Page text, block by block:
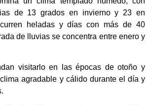
de 13 grados en invierno y 23 en
heladas y días con más de 40
de lluvias se concentra entre enero y
visitarlo en las épocas de otoño y
agradable y cálido durante el día y